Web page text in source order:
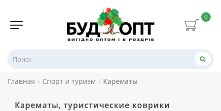
0
Главная Спорт и туризм Карематы
Карематы, туристические коврики